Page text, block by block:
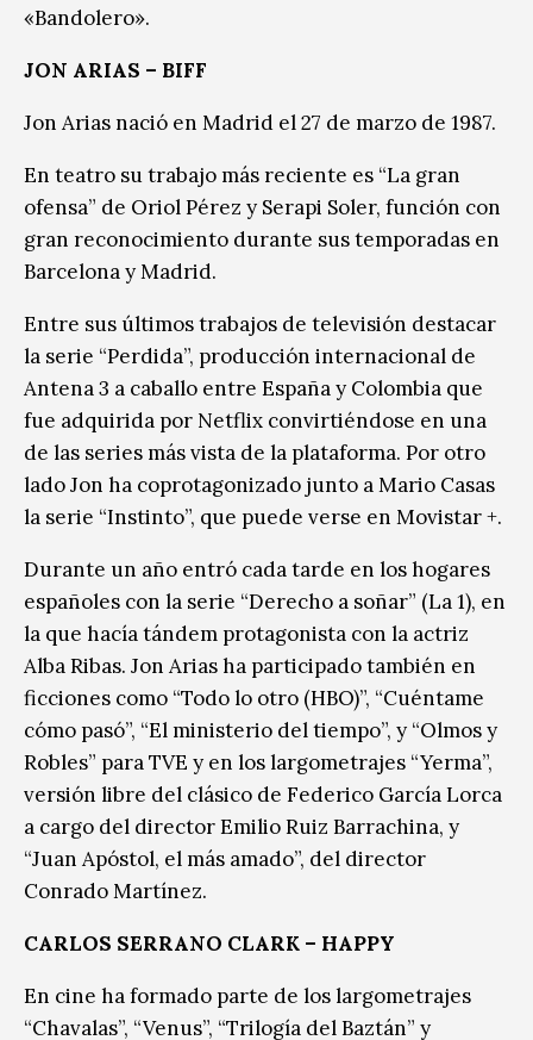
«Bandolero».
JON ARIAS – BIFF
Jon Arias nació en Madrid el 27 de marzo de 1987.
En teatro su trabajo más reciente es “La gran
ofensa” de Oriol Pérez y Serapi Soler, función con
gran reconocimiento durante sus temporadas en
Barcelona y Madrid.
Entre sus últimos trabajos de televisión destacar
la serie “Perdida”, producción internacional de
Antena 3 a caballo entre España y Colombia que
fue adquirida por Netflix convirtiéndose en una
de las series más vista de la plataforma. Por otro
lado Jon ha coprotagonizado junto a Mario Casas
la serie “Instinto”, que puede verse en Movistar +.
Durante un año entró cada tarde en los hogares
españoles con la serie “Derecho a soñar” (La 1), en
la que hacía tándem protagonista con la actriz
Alba Ribas. Jon Arias ha participado también en
ficciones como “Todo lo otro (HBO)”, “Cuéntame
cómo pasó”, “El ministerio del tiempo”, y “Olmos y
Robles” para TVE y en los largometrajes “Yerma”,
versión libre del clásico de Federico García Lorca
a cargo del director Emilio Ruiz Barrachina, y
“Juan Apóstol, el más amado”, del director
Conrado Martínez.
CARLOS SERRANO CLARK – HAPPY
En cine ha formado parte de los largometrajes
“Chavalas”, “Venus”, “Trilogía del Baztán” y